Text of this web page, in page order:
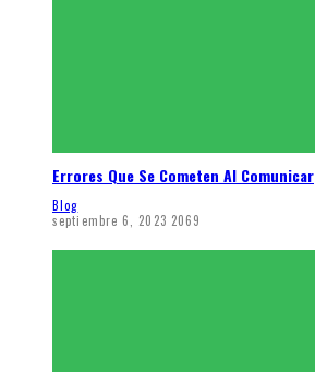
Errores Que Se Cometen Al Comunicar
Blog
septiembre 6, 2023 2069